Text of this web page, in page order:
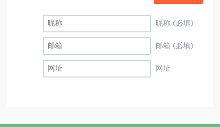
昵称 (必填)
邮箱 (必填)
网址